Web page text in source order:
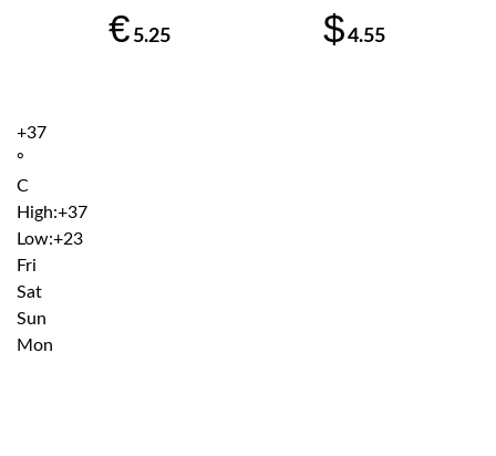
€ 5.25 $4.55
+37
°
C
High:+37
Low:+23
Fri
Sat
Sun
Mon